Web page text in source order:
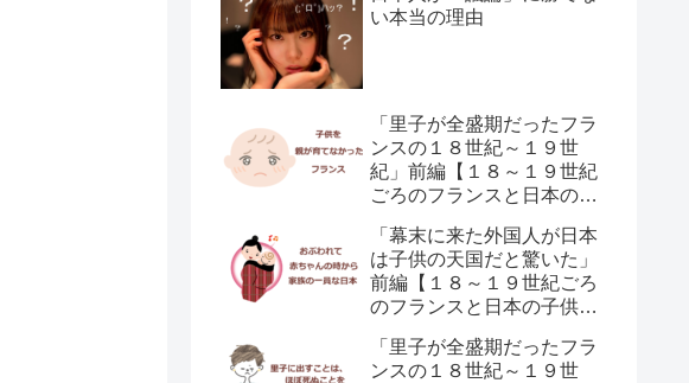
い本当の理由
「里子が全盛期だったフラ
ンスの１８世紀～１９世
紀」前編【１８～１９世紀
ごろのフランスと日本の子
「幕末に来た外国人が日本
は子供の天国だと驚いた」
前編【１８～１９世紀ごろ
のフランスと日本の子供の
「里子が全盛期だったフラ
ンスの１８世紀～１９世